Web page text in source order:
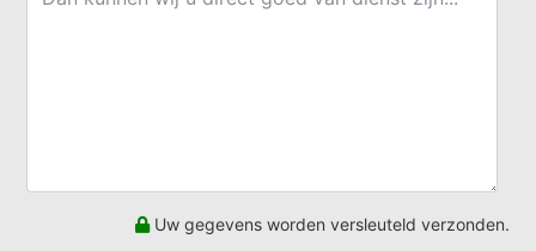
Uw gegevens worden versleuteld verzonden.